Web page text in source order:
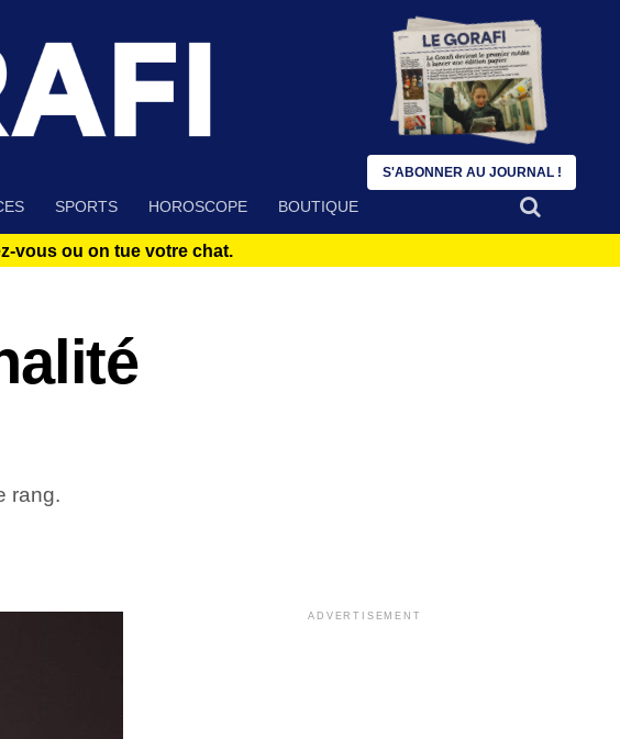
SPORTS HOROSCOPE BOUTIQUE
vous ou on tue votre chat.
rang.
ADVERTISEMENT
S'ABONNER AU JOURNAL !